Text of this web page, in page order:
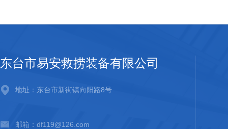
东台市易安救捞装备有限公司
地址：东台市新街镇向阳路8号
邮箱：df119@126.com